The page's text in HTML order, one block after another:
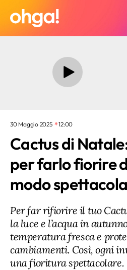
30 Maggio 2025 12:00
Cactus di
per farlo fiorire
modo
Per far rifiorire il tuo
la luce e l’acqua in
temperatura fresca e
cambiamenti. Così, ogni
una fioritura spettacolare.